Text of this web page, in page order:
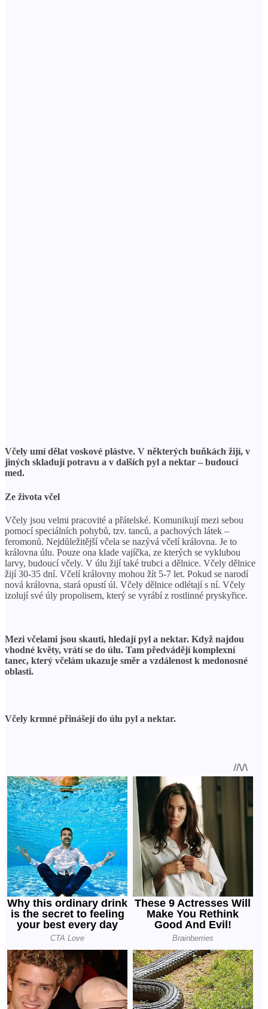
Včely umí dělat voskové plástve. V některých buňkách žijí, v
jiných skladují potravu a v dalších pyl a nektar – budoucí
med.
Ze života včel
Včely jsou velmi pracovité a přátelské. Komunikují mezi sebou
pomocí speciálních pohybů, tzv. tanců, a pachových látek –
feromonů. Nejdůležitější včela se nazývá včelí královna. Je to
královna úlu. Pouze ona klade vajíčka, ze kterých se vyklubou
larvy, budoucí včely. V úlu žijí také trubci a dělnice. Včely dělnice
žijí 30-35 dní. Včelí královny mohou žít 5-7 let. Pokud se narodí
nová královna, stará opustí úl. Včely dělnice odlétají s ní. Včely
izolují své úly propolisem, který se vyrábí z rostlinné pryskyřice.
Mezi včelami jsou skauti, hledají pyl a nektar. Když najdou
vhodné květy, vrátí se do úlu. Tam předvádějí komplexní
tanec, který včelám ukazuje směr a vzdálenost k medonosné
oblasti.
Včely krmné přinášejí do úlu pyl a nektar.